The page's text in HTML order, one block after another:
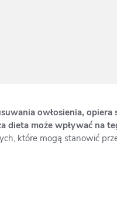
owłosienia, opiera
dieta może wpływać na
które mogą stanowić